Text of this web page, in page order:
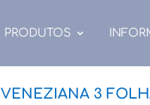
PRODUTOS
VENEZIANA 3